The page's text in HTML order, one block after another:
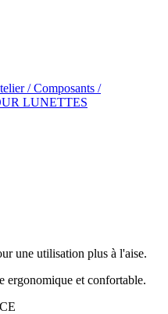
/ Composants /
LUNETTES
une utilisation plus à l'aise.
ergonomique et confortable.